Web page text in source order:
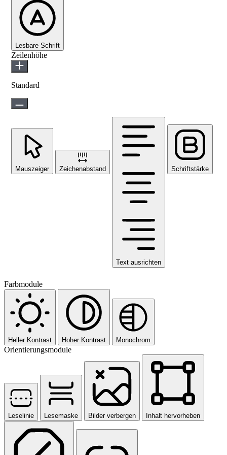
Lesbare Schrift
Zeilenhöhe
Standard
Mauszeiger Zeichenabstand
Text ausrichten
Schriftstärke
Farbmodule
Heller Kontrast Hoher Kontrast Monochrom
Orientierungsmodule
Leselinie Lesemaske Bilder verbergen Inhalt hervorheben